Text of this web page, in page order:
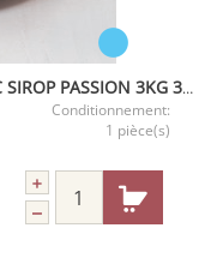
SALADE 5 FRUITS SANS POMME AVEC SIROP PASSION 3KG 3,2L
Conditionnement:
1 pièce(s)